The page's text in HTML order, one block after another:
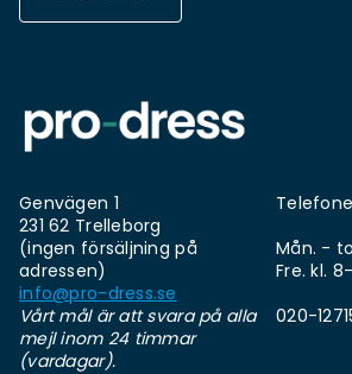
Genvägen 1
231 62 Trelleborg
(ingen försäljning på
adressen)
info@pro-dress.se
Vårt mål är att svara på alla
mejl inom 24 timmar
(vardagar).
Mån. -
Fre. kl. 8-
020-